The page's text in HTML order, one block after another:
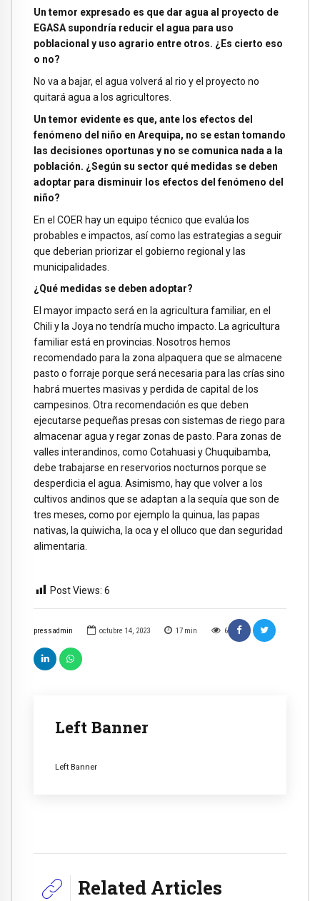
pressadmin octubre 14, 2023 17 min 6
Left Banner
Left Banner
Un temor expresado es que dar agua al proyecto de
EGASA supondría reducir el agua para uso
poblacional y uso agrario entre otros. ¿Es cierto eso
o no?
No va a bajar, el agua volverá al rio y el proyecto no
quitará agua a los agricultores.
Un temor evidente es que, ante los efectos del
fenómeno del niño en Arequipa, no se estan tomando
las decisiones oportunas y no se comunica nada a la
población. ¿Según su sector qué medidas se deben
adoptar para disminuir los efectos del fenómeno del
niño?
En el COER hay un equipo técnico que evalúa los
probables e impactos, así como las estrategias a seguir
que deberian priorizar el gobierno regional y las
municipalidades.
¿Qué medidas se deben adoptar?
El mayor impacto será en la agricultura familiar, en el
Chili y la Joya no tendría mucho impacto. La agricultura
familiar está en provincias. Nosotros hemos
recomendado para la zona alpaquera que se almacene
pasto o forraje porque será necesaria para las crías sino
habrá muertes masivas y perdida de capital de los
campesinos. Otra recomendación es que deben
ejecutarse pequeñas presas con sistemas de riego para
almacenar agua y regar zonas de pasto. Para zonas de
valles interandinos, como Cotahuasi y Chuquibamba,
debe trabajarse en reservorios nocturnos porque se
desperdicia el agua. Asimismo, hay que volver a los
cultivos andinos que se adaptan a la sequía que son de
tres meses, como por ejemplo la quinua, las papas
nativas, la quiwicha, la oca y el olluco que dan seguridad
alimentaria.
Post Views: 6
Related Articles